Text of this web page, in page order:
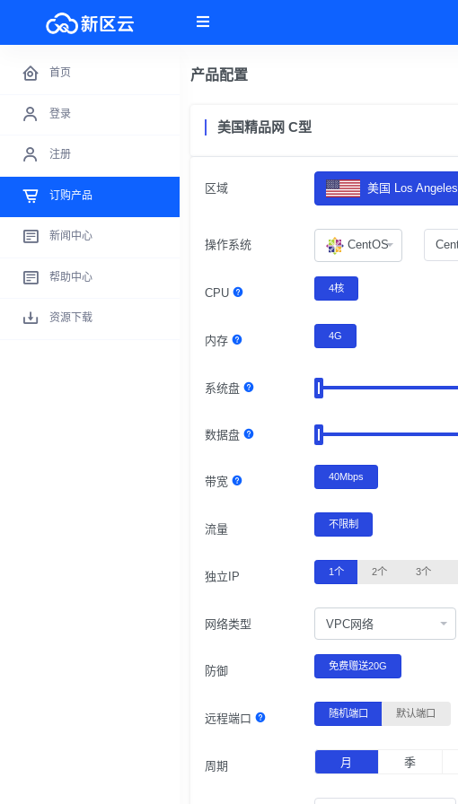
首页
登录
注册
订购产品
新闻中心
帮助中心
资源下载
产品配置
美国精品网 C型
区域 美国 Los Angeles
操作系统 CentOS
CPU 4核
内存 4G
系统盘
数据盘
带宽 40Mbps
流量 不限制
独立IP 1个 2个 3个
网络类型 VPC网络
防御 免费赠送20G
远程端口 随机端口 默认端口
周期 月 季